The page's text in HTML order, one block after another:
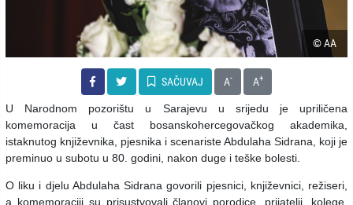
© AA
SAČUVAJ A- A+
U Narodnom pozorištu u Sarajevu u srijedu je upriličena
komemoracija u čast bosanskohercegovačkog akademika,
istaknutog književnika, pjesnika i scenariste Abdulaha Sidrana, koji je
preminuo u subotu u 80. godini, nakon duge i teške bolesti.
O liku i djelu Abdulaha Sidrana govorili pjesnici, književnici, režiseri,
a komemoraciji su prisustvovali članovi porodice, prijatelji, kolege,